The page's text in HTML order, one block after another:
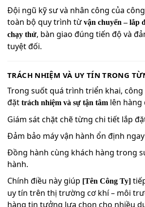
Đội ngũ kỹ sư và nhân công của
toàn bộ quy trình từvận chuyển – lắp
chạy thử, bàn giao đúng tiến độ và
tuyệt đối.
TRÁCH NHIỆM VÀ UY TÍN TRONG
Trong suốt quá trình triển khai,
đặt trách nhiệm và sự tận tâm lên hàng
Giám sát chặt chẽ từng chi tiết lắp
Đảm bảo máy vận hành ổn định
Đồng hành cùng khách hàng trong
hành.
Chính điều này giúp [Tên Công Ty]
uy tín trên thị trường cơ khí – môi
hàng tin tưởng lựa chọn cho nhiều